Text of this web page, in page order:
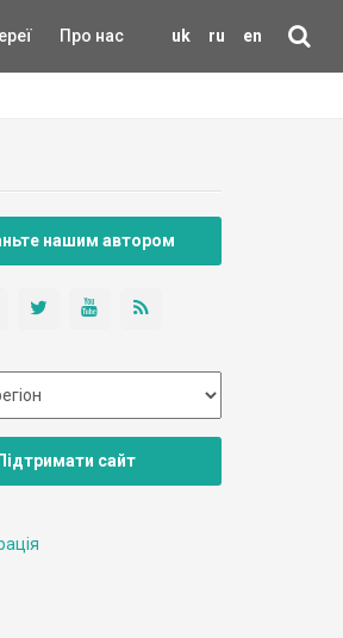
uk ru en
Про нас
нашим автором
сайт